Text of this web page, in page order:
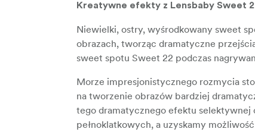
Kreatywne efekty z Lensbaby Sweet
Niewielki, ostry, wyśrodkowany sweet
obrazach, tworząc dramatyczne
sweet spotu Sweet 22 podczas
Morze impresjonistycznego rozmycia
na tworzenie obrazów bardziej
tego dramatycznego efektu selektywnej
pełnoklatkowych, a uzyskamy